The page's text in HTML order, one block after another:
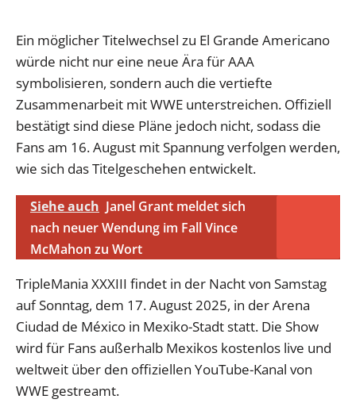
Ein möglicher Titelwechsel zu El Grande Americano
würde nicht nur eine neue Ära für AAA
symbolisieren, sondern auch die vertiefte
Zusammenarbeit mit WWE unterstreichen. Offiziell
bestätigt sind diese Pläne jedoch nicht, sodass die
Fans am 16. August mit Spannung verfolgen werden,
wie sich das Titelgeschehen entwickelt.
Siehe auch Janel Grant meldet sich
nach neuer Wendung im Fall Vince
McMahon zu Wort
TripleMania XXXIII findet in der Nacht von Samstag
auf Sonntag, dem 17. August 2025, in der Arena
Ciudad de México in Mexiko-Stadt statt. Die Show
wird für Fans außerhalb Mexikos kostenlos live und
weltweit über den offiziellen YouTube-Kanal von
WWE gestreamt.